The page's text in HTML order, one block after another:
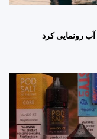
رونمایی کرد